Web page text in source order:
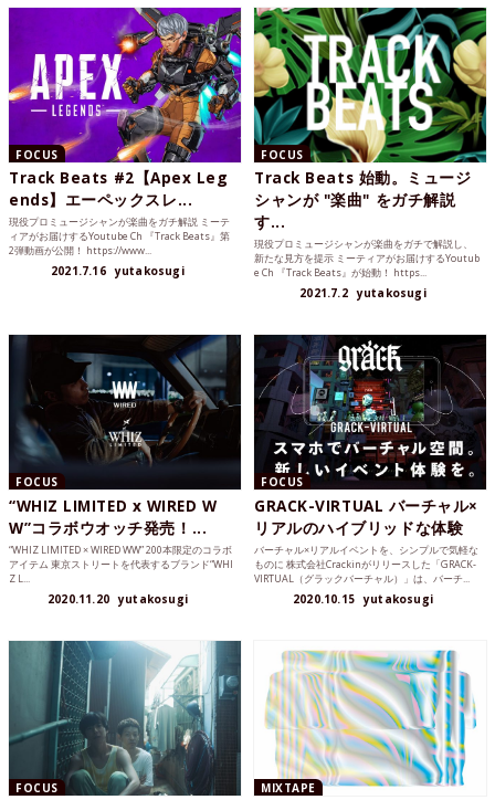
FOCUS
Track Beats #2【Apex Leg
ends】エーペックスレ...
現役プロミュージシャンが楽曲をガチ解説 ミーテ
ィアがお届けするYoutube Ch 『Track Beats』第
2弾動画が公開！ https://www...
2021.7.16 yutakosugi
FOCUS
Track Beats 始動。ミュージ
シャンが "楽曲" をガチ解説
す...
現役プロミュージシャンが楽曲をガチで解説し、
新たな見方を提示 ミーティアがお届けするYoutub
e Ch 『Track Beats』が始動！ https...
2021.7.2 yutakosugi
FOCUS
“WHIZ LIMITED x WIRED W
W”コラボウオッチ発売！...
“WHIZ LIMITED × WIRED WW” 200本限定のコラボ
アイテム 東京ストリートを代表するブランド“WHI
Z L...
2020.11.20 yutakosugi
FOCUS
GRACK-VIRTUAL バーチャル×
リアルのハイブリッドな体験
バーチャル×リアルイベントを、シンプルで気軽な
ものに 株式会社Crackinがリリースした「GRACK-
VIRTUAL（グラックバーチャル）」は、バーチ...
2020.10.15 yutakosugi
FOCUS MIXTAPE